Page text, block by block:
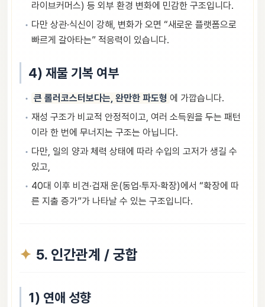
라이브커머스) 등 외부 환경 변화에 민감한 구조입니다.
다만 상관·식신이 강해, 변화가 오면 “새로운 플랫폼으로
빠르게 갈아타는” 적응력이 있습니다.
4) 재물 기복 여부
큰 롤러코스터보다는, 완만한 파도형 에 가깝습니다.
재성 구조가 비교적 안정적이고, 여러 소득원을 두는 패턴
이라 한 번에 무너지는 구조는 아닙니다.
다만, 일의 양과 체력 상태에 따라 수입의 고저가 생길 수
있고,
40대 이후 비견·겁재 운(동업·투자·확장)에서 “확장에 따
른 지출 증가”가 나타날 수 있는 구조입니다.
5. 인간관계 / 궁합
1) 연애 성향